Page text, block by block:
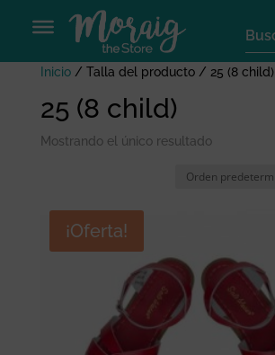
Inicio/ Talla del producto / 25 (8 child)
25 (8 child)
Mostrando el único resultado
¡Oferta!